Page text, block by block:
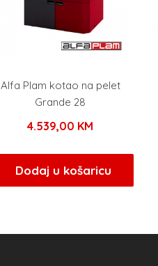
Alfa Plam kotao na pelet
Grande 28
4.539,00 KM
Dodaj u košaricu